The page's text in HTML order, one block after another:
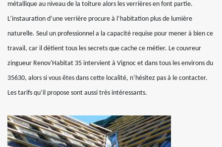
métallique au niveau de la toiture alors les verrières en font partie.
L’instauration d’une verrière procure à l’habitation plus de lumière
naturelle. Seul un professionnel a la capacité requise pour mener à bien ce
travail, car il détient tous les secrets que cache ce métier. Le couvreur
zingueur Renov'Habitat 35 intervient à Vignoc et dans tous les environs du
35630, alors si vous êtes dans cette localité, n’hésitez pas à le contacter.
Les tarifs qu’il propose sont aussi très intéressants.